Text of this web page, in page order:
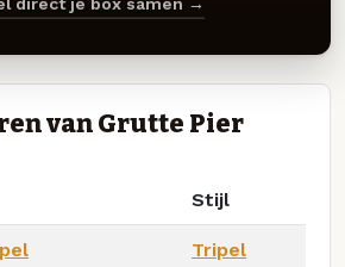
van Grutte Pier
Stijl
Tripel